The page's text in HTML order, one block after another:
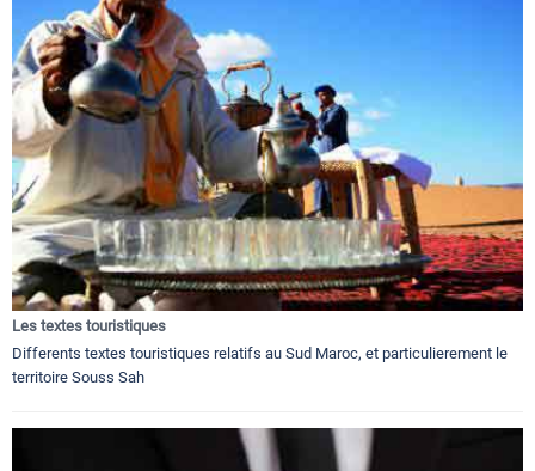
Les textes touristiques
Differents textes touristiques relatifs au Sud Maroc, et particulierement le
territoire Souss Sah